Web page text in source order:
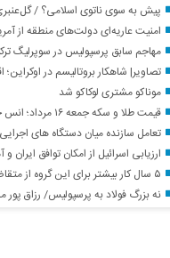
پیش به سوی ناتوی اسلامی؟ / گل‌عنبری: بازدارندگی آمریکا کارایی خود را از دست داد؛ ریاض به دنبال
امنیت عاریه‌ای دولت‌های منطقه از
مهاجم سابق پرسپولیس در سوپرلیگ
تصاویر| شاهکار بروتالیسم در اوکراین؛ اقامتگاهی دایره‌ای که
موناکو مشتری لوکاکو شد
قیمت طلا و سکه جمعه ۱۶ مرداد؛ انس جهانی رکود زد
تعامل سازنده میان دستگاه‌ های اجرایی و قضایی، شتاب‌ دهنده
ارزیابی اسرائیل از امکان توافق ایران و
۵ سال کار بیشتر برای این گروه از متقاضیان بازنشستگی
نه بزرگ فولاد به پرسپولیس/ رزاق‌ پور